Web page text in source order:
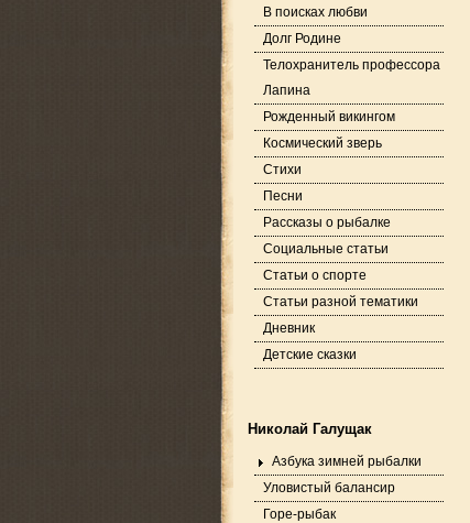
В поисках любви
Долг Родине
Телохранитель профессора
Лапина
Рожденный викингом
Космический зверь
Стихи
Песни
Рассказы о рыбалке
Социальные статьи
Статьи о спорте
Статьи разной тематики
Дневник
Детские сказки
Николай Галущак
Азбука зимней рыбалки
Уловистый балансир
Горе-рыбак